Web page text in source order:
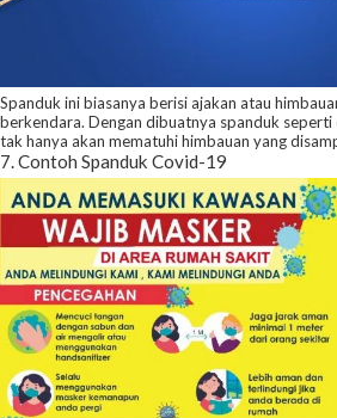
Spanduk ini biasanya berisi ajakan atau
berkendara. Dengan dibuatnya spanduk
tak hanya akan mematuhi himbauan yang
7. Contoh Spanduk Covid-19